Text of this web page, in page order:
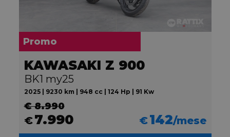
Promo
KAWASAKI Z 900
BK1 my25
2025 | 9230 km | 948 cc | 124 Hp | 91 Kw
€ 8.990
€7.990 €142/mese